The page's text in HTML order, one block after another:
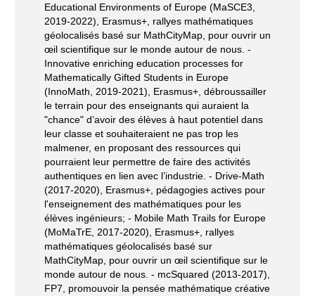
Educational Environments of Europe (MaSCE3,
2019-2022), Erasmus+, rallyes mathématiques
géolocalisés basé sur MathCityMap, pour ouvrir un
œil scientifique sur le monde autour de nous. -
Innovative enriching education processes for
Mathematically Gifted Students in Europe
(InnoMath, 2019-2021), Erasmus+, débroussailler
le terrain pour des enseignants qui auraient la
"chance" d’avoir des élèves à haut potentiel dans
leur classe et souhaiteraient ne pas trop les
malmener, en proposant des ressources qui
pourraient leur permettre de faire des activités
authentiques en lien avec l’industrie. - Drive-Math
(2017-2020), Erasmus+, pédagogies actives pour
l'enseignement des mathématiques pour les
élèves ingénieurs; - Mobile Math Trails for Europe
(MoMaTrE, 2017-2020), Erasmus+, rallyes
mathématiques géolocalisés basé sur
MathCityMap, pour ouvrir un œil scientifique sur le
monde autour de nous. - mcSquared (2013-2017),
FP7, promouvoir la pensée mathématique créative